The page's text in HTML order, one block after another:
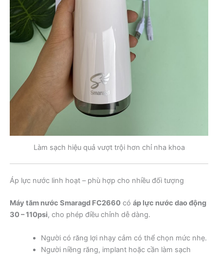
Làm sạch hiệu quả vượt trội hơn chỉ nha khoa
Áp lực nước linh hoạt – phù hợp cho nhiều đối tượng
Máy tăm nước Smaragd FC2660 có áp lực nước dao động
30 – 110psi, cho phép điều chỉnh dễ dàng.
Người có răng lợi nhạy cảm có thể chọn mức nhẹ.
Người niềng răng, implant hoặc cần làm sạch